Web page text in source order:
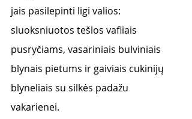
jais pasilepinti ligi valios:
sluoksniuotos tešlos vafliais
pusryčiams, vasariniais bulviniais
blynais pietums ir gaiviais cukinijų
blyneliais su silkės padažu
vakarienei.